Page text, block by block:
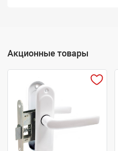
Акционные товары